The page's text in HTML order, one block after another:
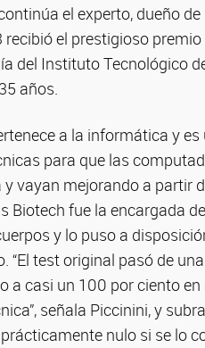
el experto, dueño de
el prestigioso premio
del Instituto Tecnológico
años.
a la informática y es
para que las
vayan mejorando a partir
Biotech fue la encargada
y lo puso a
test original pasó de
a casi un 100 por ciento
señala Piccinini, y
nulo si se lo